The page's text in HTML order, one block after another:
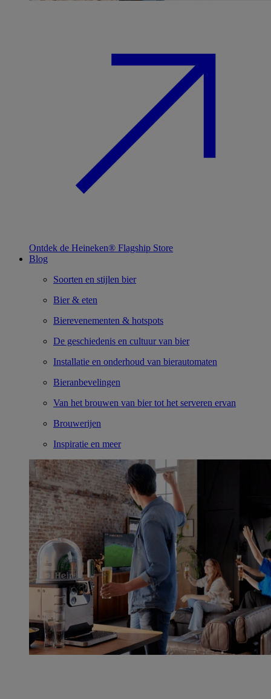
Ontdek de Heineken® Flagship Store
Blog
Soorten en stijlen bier
Bier & eten
Bierevenementen & hotspots
De geschiedenis en cultuur van bier
Installatie en onderhoud van bierautomaten
Bieranbevelingen
Van het brouwen van bier tot het serveren ervan
Brouwerijen
Inspiratie en meer